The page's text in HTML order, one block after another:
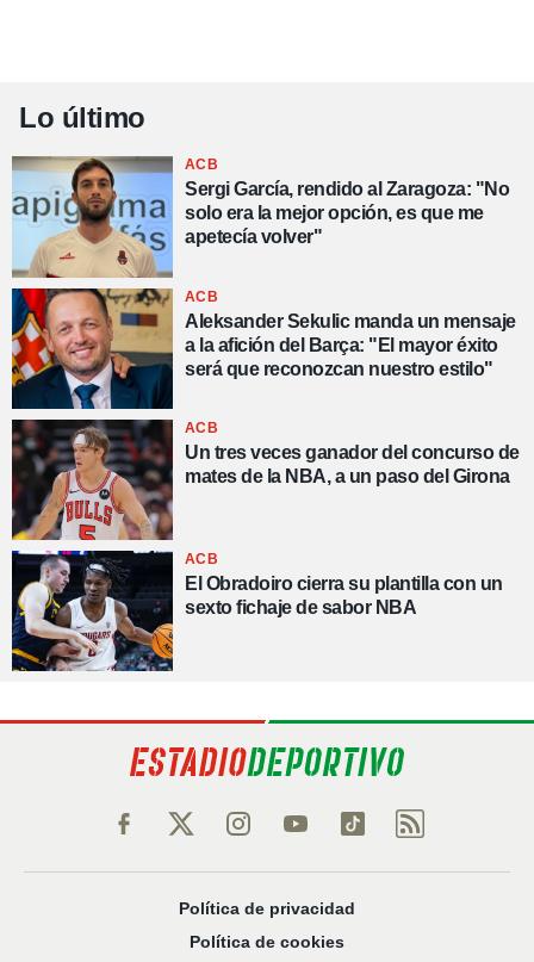
Lo último
ACB
Sergi García, rendido al Zaragoza: "No
solo era la mejor opción, es que me
apetecía volver"
ACB
Aleksander Sekulic manda un mensaje
a la afición del Barça: "El mayor éxito
será que reconozcan nuestro estilo"
ACB
Un tres veces ganador del concurso de
mates de la NBA, a un paso del Girona
ACB
El Obradoiro cierra su plantilla con un
sexto fichaje de sabor NBA
Política de privacidad
Política de cookies